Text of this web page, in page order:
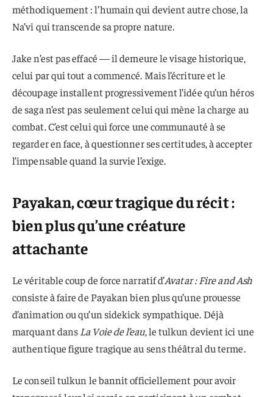
méthodiquement : l’humain qui devient autre chose, la
Na’vi qui transcende sa propre nature.
Jake n’est pas effacé — il demeure le visage historique,
celui par qui tout a commencé. Mais l’écriture et le
découpage installent progressivement l’idée qu’un héros
de saga n’est pas seulement celui qui mène la charge au
combat. C’est celui qui force une communauté à se
regarder en face, à questionner ses certitudes, à accepter
l’impensable quand la survie l’exige.
Payakan, cœur tragique du récit :
bien plus qu’une créature
attachante
Le véritable coup de force narratif d’Avatar : Fire and Ash
consiste à faire de Payakan bien plus qu’une prouesse
d’animation ou qu’un sidekick sympathique. Déjà
marquant dans La Voie de l’eau, le tulkun devient ici une
authentique figure tragique au sens théâtral du terme.
Le conseil tulkun le bannit officiellement pour avoir